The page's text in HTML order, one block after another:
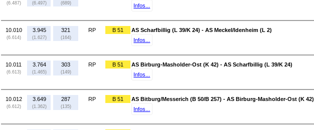
(6.487) (6.497) (689)
Infos...
10.010
(6.614)
3.945
(1.627)
321
(164)
RP B 51
AS Scharfbillig (L 39/K 24) - AS Meckel/Idenheim (L 2)
Infos...
10.011
(6.613)
3.764
(1.465)
303
(149)
RP B 51
AS Birburg-Masholder-Ost (K 42) - AS Scharfbillig (L 39/K 24)
Infos...
10.012
(6.612)
3.649
(1.362)
287
(135)
RP B 51
AS Bitburg/Messerich (B 50/B 257) - AS Birburg-Masholder-Ost (K 42)
Infos...